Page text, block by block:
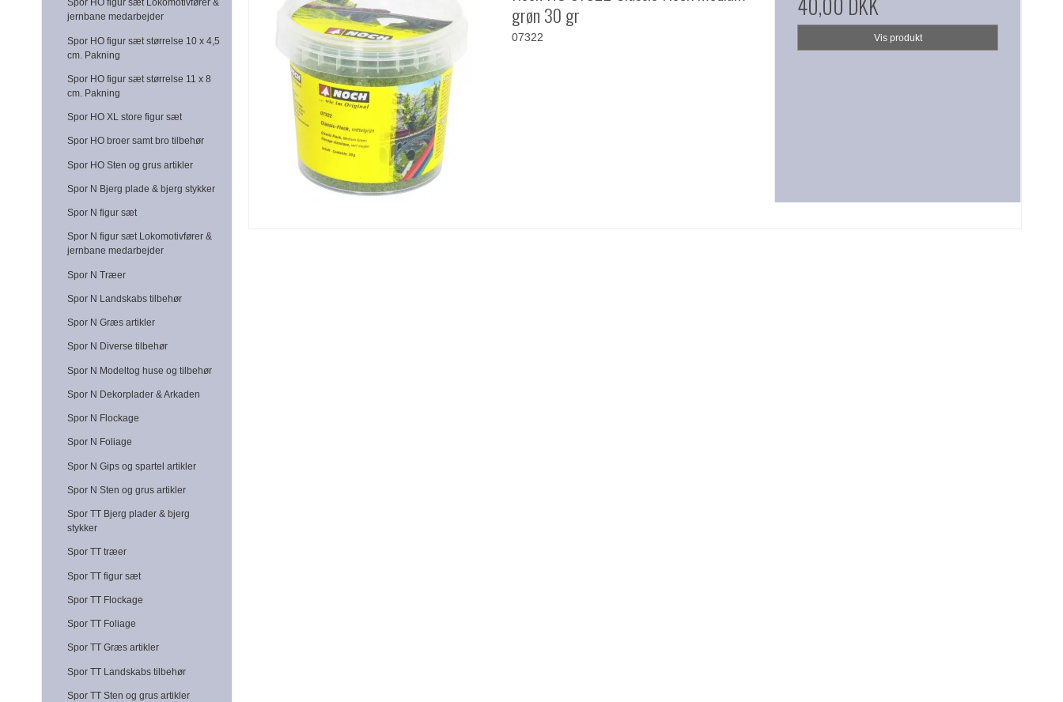
Spor HO figur sæt Lokomotivfører &
jernbane medarbejder
Spor HO figur sæt størrelse 10 x 4,5
cm. Pakning
Spor HO figur sæt størrelse 11 x 8
cm. Pakning
Spor HO XL store figur sæt
Spor HO broer samt bro tilbehør
Spor HO Sten og grus artikler
Spor N Bjerg plade & bjerg stykker
Spor N figur sæt
Spor N figur sæt Lokomotivfører &
jernbane medarbejder
Spor N Træer
Spor N Landskabs tilbehør
Spor N Græs artikler
Spor N Diverse tilbehør
Spor N Modeltog huse og tilbehør
Spor N Dekorplader & Arkaden
Spor N Flockage
Spor N Foliage
Spor N Gips og spartel artikler
Spor N Sten og grus artikler
Spor TT Bjerg plader & bjerg
stykker
Spor TT træer
Spor TT figur sæt
Spor TT Flockage
Spor TT Foliage
Spor TT Græs artikler
Spor TT Landskabs tilbehør
Spor TT Sten og grus artikler
grøn 30 gr
07322
40,00 DKK
Vis produkt